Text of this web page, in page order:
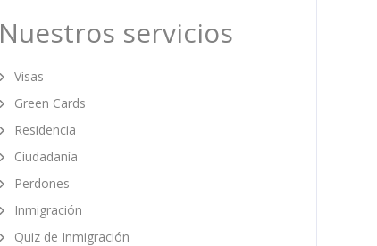
Nuestros servicios
Visas
Green Cards
Residencia
Ciudadanía
Perdones
Inmigración
Quiz de Inmigración